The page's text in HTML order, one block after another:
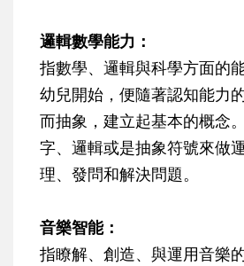
邏輯數學能力：
指數學、邏輯與科學方面的
幼兒開始，便隨著認知能力
而抽象，建立起基本的概念
字、邏輯或是抽象符號來做
理、發問和解決問題。
音樂智能：
指瞭解、創造、與運用音樂